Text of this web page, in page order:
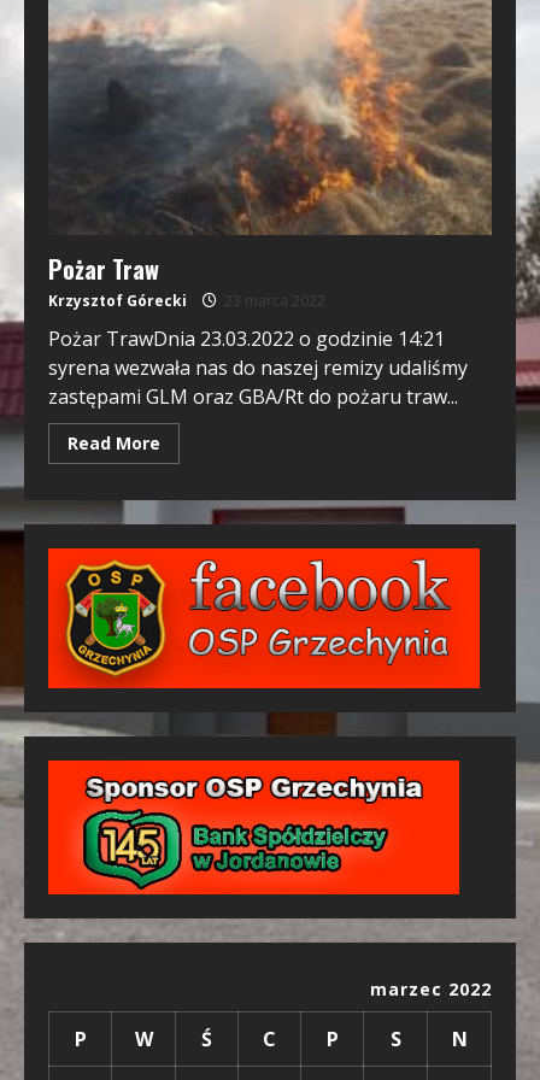
Pożar Traw
Krzysztof Górecki 23 marca 2022
Pożar TrawDnia 23.03.2022 o godzinie 14:21
syrena wezwała nas do naszej remizy udaliśmy
zastępami GLM oraz GBA/Rt do pożaru traw...
Read More
marzec 2022
P W Ś C P S
N